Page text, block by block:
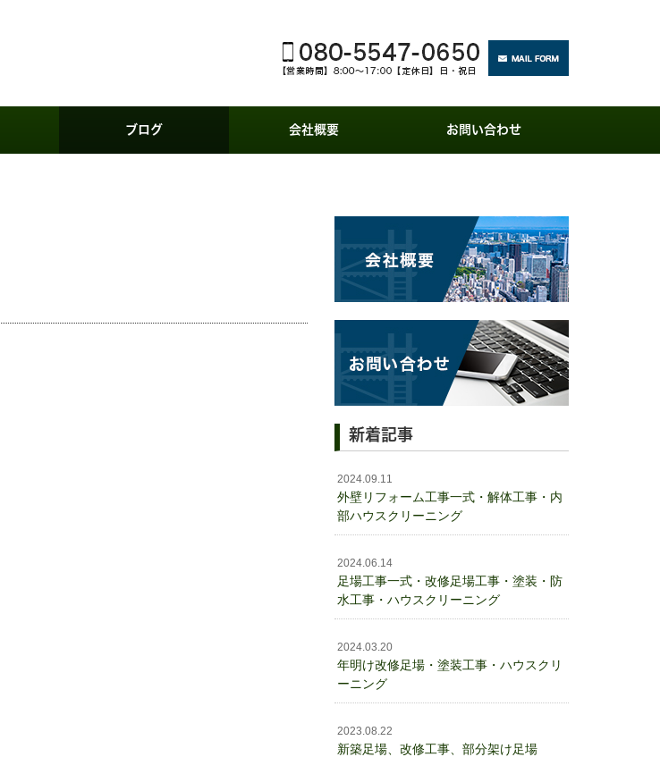
ブログ 会社概要 お問い合わせ
新着記事
2024.09.11
外壁リフォーム工事一式・解体工事・内
部ハウスクリーニング
2024.06.14
足場工事一式・改修足場工事・塗装・防
水工事・ハウスクリーニング
2024.03.20
年明け改修足場・塗装工事・ハウスクリ
ーニング
2023.08.22
新築足場、改修工事、部分架け足場